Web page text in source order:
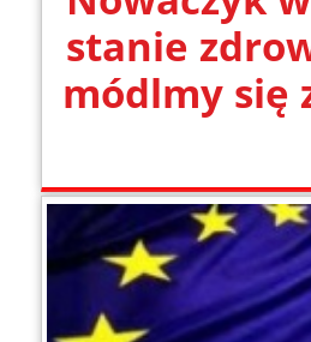
stanie
módlmy się